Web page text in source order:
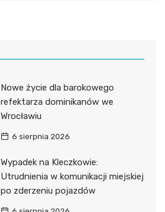
Nowe życie dla barokowego
refektarza dominikanów we
Wrocławiu
6 sierpnia 2026
Wypadek na Kleczkowie:
Utrudnienia w komunikacji miejskiej
po zderzeniu pojazdów